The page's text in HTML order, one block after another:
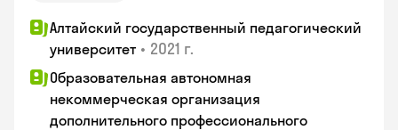
Алтайский государственный педагогический
университет • 2021 г.
Образовательная автономная
некоммерческая организация
дополнительного профессионального